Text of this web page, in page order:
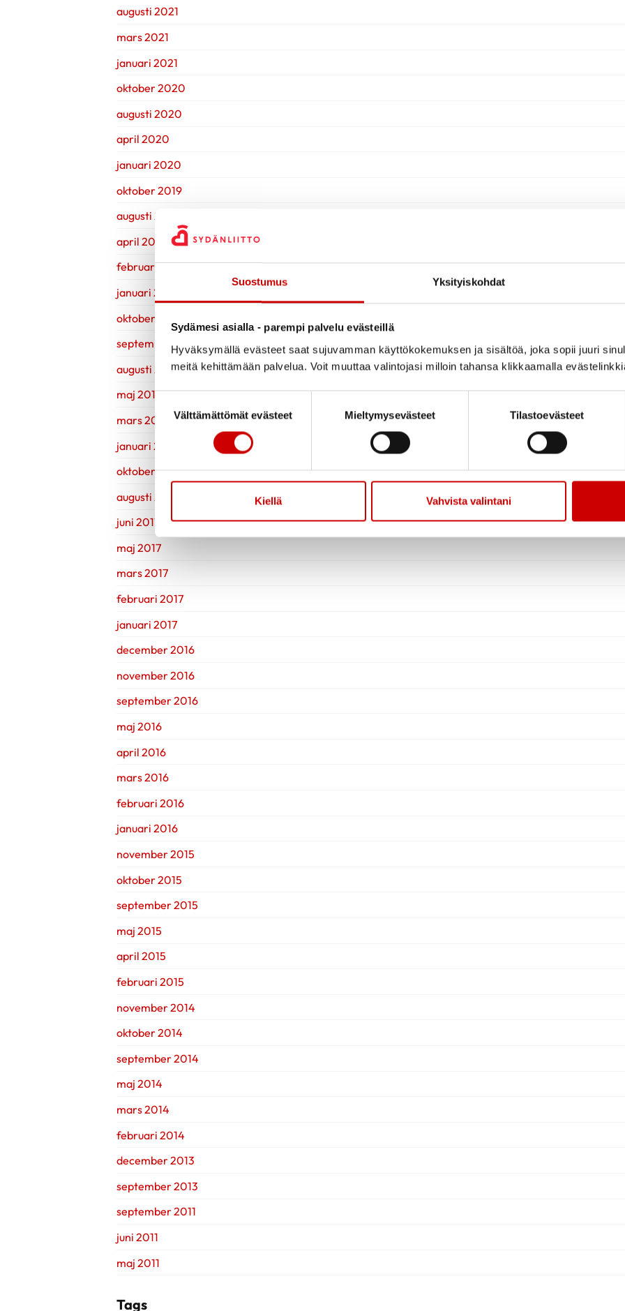
Suostumus Yksityiskohdat
Sydämesi asialla - parempi palvelu evästeillä
Hyväksymällä evästeet saat sujuvamman käyttökokemuksen ja sisältöä, joka sopii juuri
meitä kehittämään palvelua. Voit muuttaa valintojasi milloin tahansa klikkaamalla
Suostumuksen valinta
Välttämättömät evästeet
Mieltymysevästeet Tilastoevästeet
Kiellä Vahvista valintani
augusti 2021
mars 2021
januari 2021
oktober 2020
augusti 2020
april 2020
januari 2020
oktober 2019
augusti 2019
april 2019
februari 2019
januari 2019
oktober 2018
september 2018
augusti 2018
maj 2018
mars 2018
januari 2018
oktober 2017
augusti 2017
juni 2017
maj 2017
mars 2017
februari 2017
januari 2017
december 2016
november 2016
september 2016
maj 2016
april 2016
mars 2016
februari 2016
januari 2016
november 2015
oktober 2015
september 2015
maj 2015
april 2015
februari 2015
november 2014
oktober 2014
september 2014
maj 2014
mars 2014
februari 2014
december 2013
september 2013
september 2011
juni 2011
maj 2011
Tags